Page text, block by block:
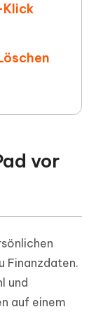
Klick
vor
Finanzdaten.
und
auf einem